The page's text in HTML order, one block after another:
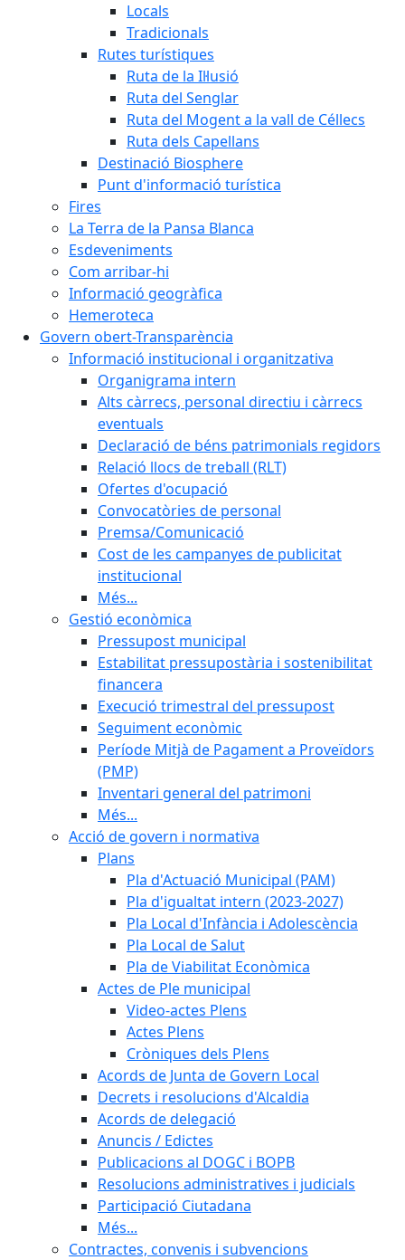
Locals
Tradicionals
Rutes turístiques
Ruta de la Il·lusió
Ruta del Senglar
Ruta del Mogent a la vall de Céllecs
Ruta dels Capellans
Destinació Biosphere
Punt d'informació turística
Fires
La Terra de la Pansa Blanca
Esdeveniments
Com arribar-hi
Informació geogràfica
Hemeroteca
Govern obert-Transparència
Informació institucional i organitzativa
Organigrama intern
Alts càrrecs, personal directiu i càrrecs
eventuals
Declaració de béns patrimonials regidors
Relació llocs de treball (RLT)
Ofertes d'ocupació
Convocatòries de personal
Premsa/Comunicació
Cost de les campanyes de publicitat
institucional
Més...
Gestió econòmica
Pressupost municipal
Estabilitat pressupostària i sostenibilitat
financera
Execució trimestral del pressupost
Seguiment econòmic
Període Mitjà de Pagament a Proveïdors
(PMP)
Inventari general del patrimoni
Més...
Acció de govern i normativa
Plans
Pla d'Actuació Municipal (PAM)
Pla d'igualtat intern (2023-2027)
Pla Local d'Infància i Adolescència
Pla Local de Salut
Pla de Viabilitat Econòmica
Actes de Ple municipal
Video-actes Plens
Actes Plens
Cròniques dels Plens
Acords de Junta de Govern Local
Decrets i resolucions d'Alcaldia
Acords de delegació
Anuncis / Edictes
Publicacions al DOGC i BOPB
Resolucions administratives i judicials
Participació Ciutadana
Més...
Contractes, convenis i subvencions